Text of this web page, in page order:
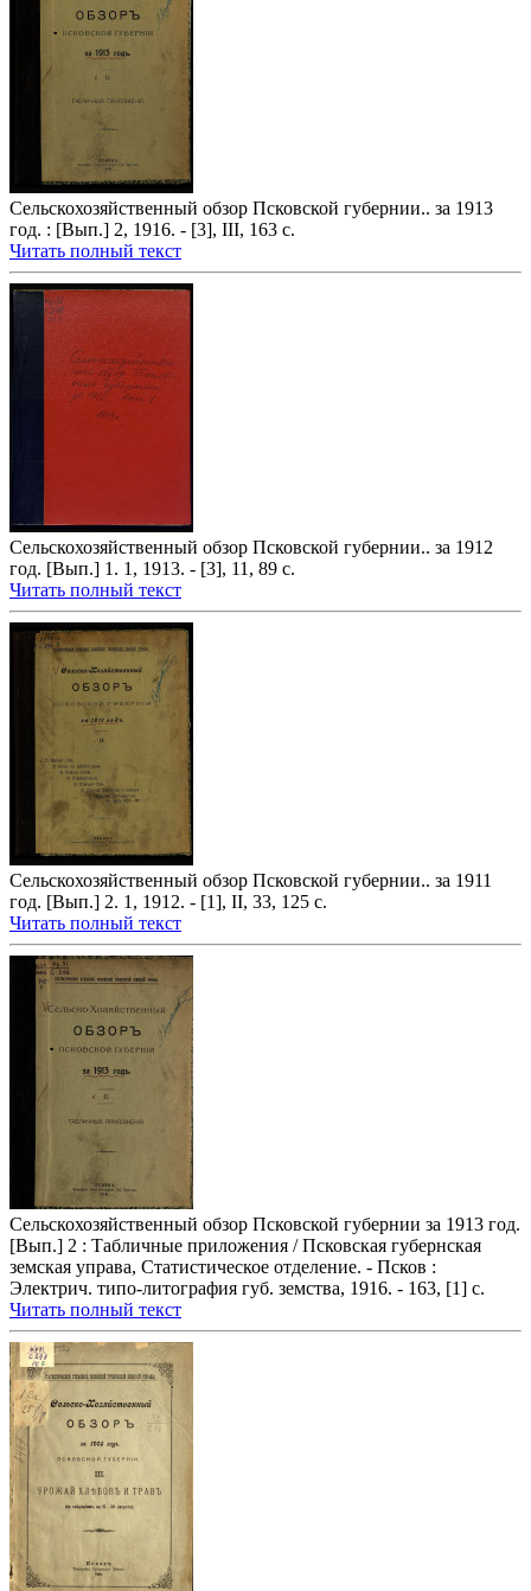
Сельскохозяйственный обзор Псковской губернии.. за 1913
год. : [Вып.] 2, 1916. - [3], III, 163 с.
Читать полный текст
Сельскохозяйственный обзор Псковской губернии.. за 1912
год. [Вып.] 1. 1, 1913. - [3], 11, 89 с.
Читать полный текст
Сельскохозяйственный обзор Псковской губернии.. за 1911
год. [Вып.] 2. 1, 1912. - [1], II, 33, 125 с.
Читать полный текст
Сельскохозяйственный обзор Псковской губернии за 1913 год.
[Вып.] 2 : Табличные приложения / Псковская губернская
земская управа, Статистическое отделение. - Псков :
Электрич. типо-литография губ. земства, 1916. - 163, [1] с.
Читать полный текст